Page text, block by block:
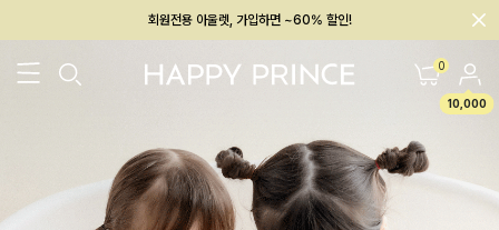
회원전용 아울렛, 가입하면 ~60% 할인!
0
10,000